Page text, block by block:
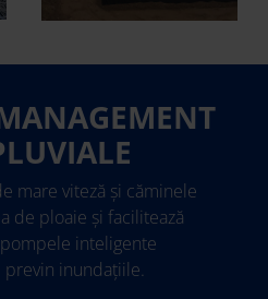
mare viteză și căminele
de ploaie și facilitează
inteligente
inundațiile.